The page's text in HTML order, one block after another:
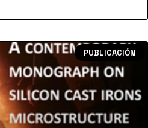
PUBLICACIÓN